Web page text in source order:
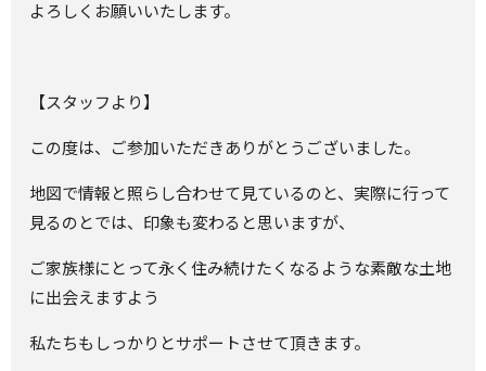
よろしくお願いいたします。
【スタッフより】
この度は、ご参加いただきありがとうございました。
地図で情報と照らし合わせて見ているのと、実際に行って
見るのとでは、印象も変わると思いますが、
ご家族様にとって永く住み続けたくなるような素敵な土地
に出会えますよう
私たちもしっかりとサポートさせて頂きます。